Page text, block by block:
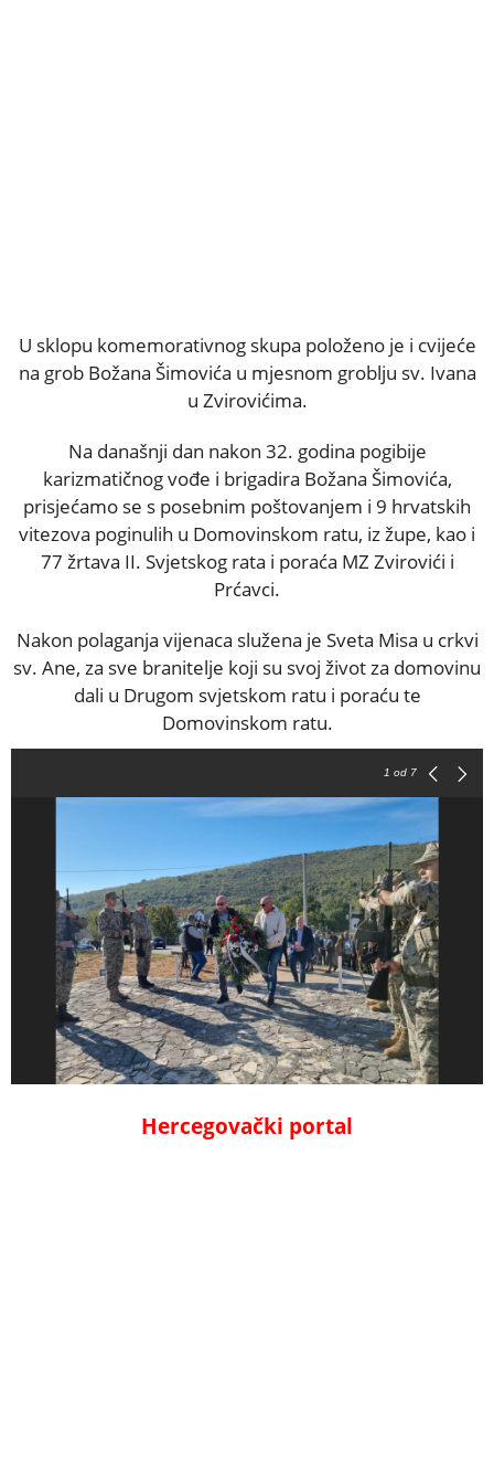
U sklopu komemorativnog skupa položeno je i cvijeće
na grob Božana Šimovića u mjesnom groblju sv. Ivana
u Zvirovićima.
Na današnji dan nakon 32. godina pogibije
karizmatičnog vođe i brigadira Božana Šimovića,
prisjećamo se s posebnim poštovanjem i 9 hrvatskih
vitezova poginulih u Domovinskom ratu, iz župe, kao i
77 žrtava II. Svjetskog rata i poraća MZ Zvirovići i
Prćavci.
Nakon polaganja vijenaca služena je Sveta Misa u crkvi
sv. Ane, za sve branitelje koji su svoj život za domovinu
dali u Drugom svjetskom ratu i poraću te
Domovinskom ratu.
1 od 7
Hercegovački portal